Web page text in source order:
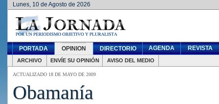
Lunes, 10 de Agosto de 2026
PORTADA OPINION DIRECTORIO AGENDA REVISTA
ARCHIVO ENVÍE SU OPINIÓN AVISO DEL MEDIO
ACTUALIZADO 18 DE MAYO DE 2009
Obamanía